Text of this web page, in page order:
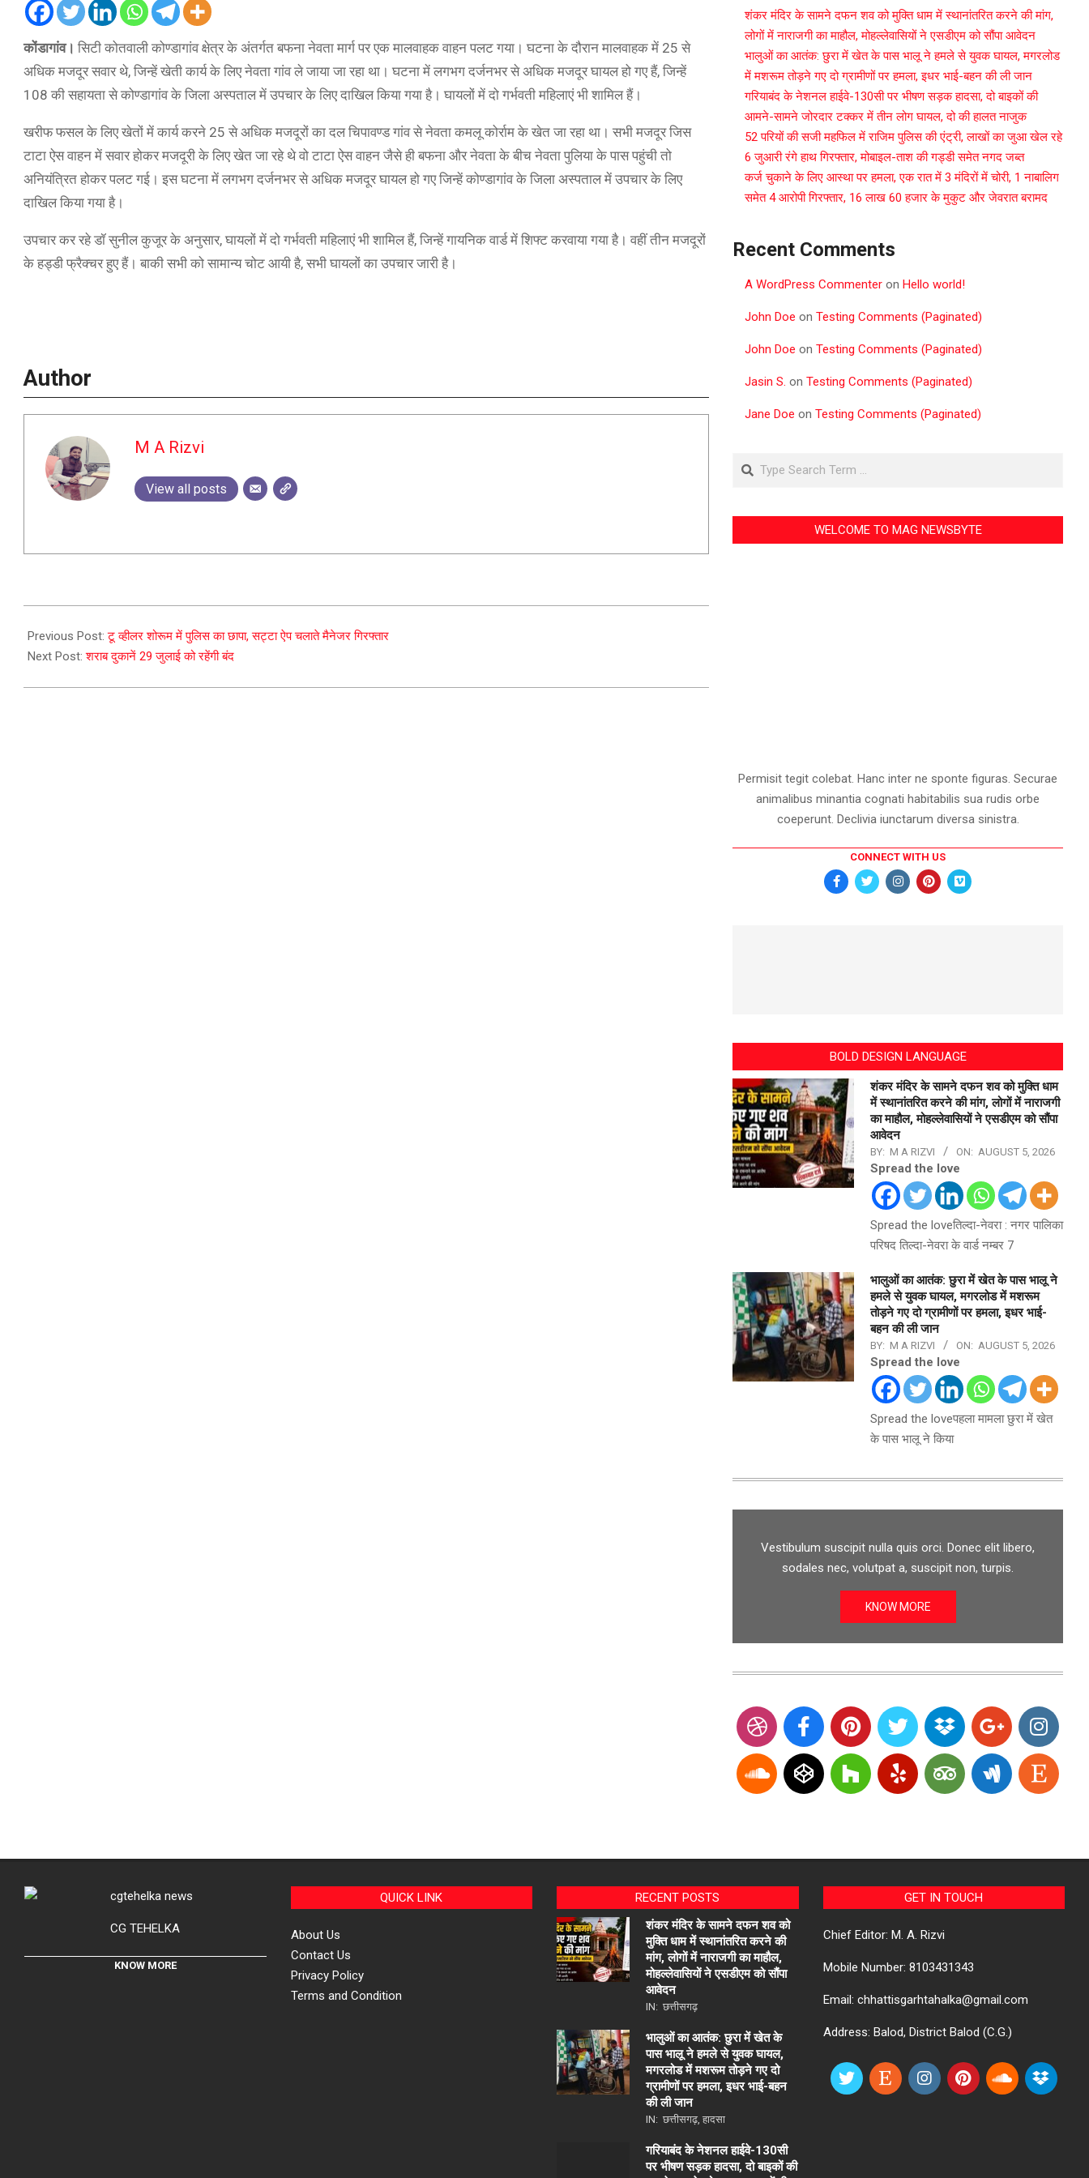
कोंडागांव। सिटी कोतवाली कोण्डागांव क्षेत्र के अंतर्गत बफना नेवता मार्ग पर एक मालवाहक वाहन पलट गया। घटना के दौरान मालवाहक में 25 से
अधिक मजदूर सवार थे, जिन्हें खेती कार्य के लिए नेवता गांव ले जाया जा रहा था। घटना में लगभग दर्जनभर से अधिक मजदूर घायल हो गए हैं, जिन्हें
108 की सहायता से कोण्डागांव के जिला अस्पताल में उपचार के लिए दाखिल किया गया है। घायलों में दो गर्भवती महिलाएं भी शामिल हैं।
खरीफ फसल के लिए खेतों में कार्य करने 25 से अधिक मजदूरों का दल चिपावण्ड गांव से नेवता कमलू कोर्राम के खेत जा रहा था। सभी मजदूर जिस
टाटा ऐस वाहन में सवार होकर मजदूरी के लिए खेत जा रहे थे वो टाटा ऐस वाहन जैसे ही बफना और नेवता के बीच नेवता पुलिया के पास पहुंची तो
अनियंत्रित होकर पलट गई। इस घटना में लगभग दर्जनभर से अधिक मजदूर घायल हो गए जिन्हें कोण्डागांव के जिला अस्पताल में उपचार के लिए
दाखिल किया गया है।
उपचार कर रहे डॉ सुनील कुजूर के अनुसार, घायलों में दो गर्भवती महिलाएं भी शामिल हैं, जिन्हें गायनिक वार्ड में शिफ्ट करवाया गया है। वहीं तीन मजदूरों
के हड्डी फ्रैक्चर हुए हैं। बाकी सभी को सामान्य चोट आयी है, सभी घायलों का उपचार जारी है।
Author
M A Rizvi
View all posts
07-
25
Previous Post:टू व्हीलर शोरूम में पुलिस का छापा, सट्टा ऐप चलाते मैनेजर गिरफ्तार
Next Post:शराब दुकानें 29 जुलाई को रहेंगी बंद
शंकर मंदिर के सामने दफन शव को मुक्ति धाम में स्थानांतरित करने की मांग,
लोगों में नाराजगी का माहौल, मोहल्लेवासियों ने एसडीएम को सौंपा आवेदन
भालुओं का आतंक: छुरा में खेत के पास भालू ने हमले से युवक घायल, मगरलोड
में मशरूम तोड़ने गए दो ग्रामीणों पर हमला, इधर भाई-बहन की ली जान
गरियाबंद के नेशनल हाईवे-130सी पर भीषण सड़क हादसा, दो बाइकों की
आमने-सामने जोरदार टक्कर में तीन लोग घायल, दो की हालत नाजुक
52 परियों की सजी महफिल में राजिम पुलिस की एंट्री, लाखों का जुआ खेल रहे
6 जुआरी रंगे हाथ गिरफ्तार, मोबाइल-ताश की गड्डी समेत नगद जब्त
कर्ज चुकाने के लिए आस्था पर हमला, एक रात में 3 मंदिरों में चोरी, 1 नाबालिग
समेत 4 आरोपी गिरफ्तार, 16 लाख 60 हजार के मुकुट और जेवरात बरामद
Recent Comments
A WordPress Commenter on Hello world!
John Doe on Testing Comments (Paginated)
John Doe on Testing Comments (Paginated)
Jasin S. on Testing Comments (Paginated)
Jane Doe on Testing Comments (Paginated)
Search
WELCOME TO MAG NEWSBYTE
Permisit tegit colebat. Hanc inter ne sponte figuras. Securae
animalibus minantia cognati habitabilis sua rudis orbe
coeperunt. Declivia iunctarum diversa sinistra.
CONNECT WITH US
BOLD DESIGN LANGUAGE
शंकर मंदिर के सामने दफन शव को मुक्ति धाम
में स्थानांतरित करने की मांग, लोगों में नाराजगी
का माहौल, मोहल्लेवासियों ने एसडीएम को सौंपा
आवेदन
BY: M A RIZVI ON: AUGUST 5, 2026
Spread the love
Spread the loveतिल्दा-नेवरा : नगर पालिका
परिषद तिल्दा-नेवरा के वार्ड नम्बर 7
भालुओं का आतंक: छुरा में खेत के पास भालू ने
हमले से युवक घायल, मगरलोड में मशरूम
तोड़ने गए दो ग्रामीणों पर हमला, इधर भाई-
बहन की ली जान
BY: M A RIZVI ON: AUGUST 5, 2026
Spread the love
Spread the loveपहला मामला छुरा में खेत
के पास भालू ने किया
Vestibulum suscipit nulla quis orci. Donec elit libero,
sodales nec, volutpat a, suscipit non, turpis.
KNOW MORE
CG TEHELKA
KNOW MORE
QUICK LINK
About Us
Contact Us
Privacy Policy
Terms and Condition
RECENT POSTS
शंकर मंदिर के सामने दफन शव को
मुक्ति धाम में स्थानांतरित करने की
मांग, लोगों में नाराजगी का माहौल,
मोहल्लेवासियों ने एसडीएम को सौंपा
आवेदन
IN: छत्तीसगढ़
भालुओं का आतंक: छुरा में खेत के
पास भालू ने हमले से युवक घायल,
मगरलोड में मशरूम तोड़ने गए दो
ग्रामीणों पर हमला, इधर भाई-बहन
की ली जान
IN: छत्तीसगढ़ हादसा
गरियाबंद के नेशनल हाईवे-130सी
पर भीषण सड़क हादसा, दो बाइकों की
GET IN TOUCH
Chief Editor: M. A. Rizvi
Mobile Number: 8103431343
Email: chhattisgarhtahalka@gmail.com
Address: Balod, District Balod (C.G.)